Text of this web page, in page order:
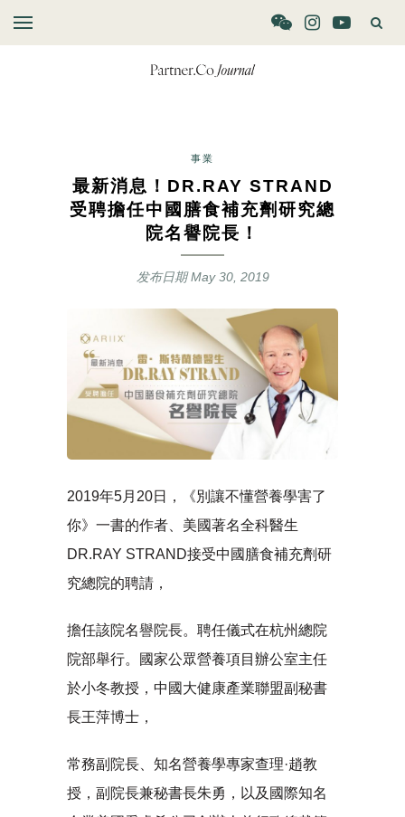
事業
最新消息！DR.RAY STRAND
受聘擔任中國膳食補充劑研究總
院名譽院長！
发布日期May 30, 2019
2019年5月20日，《別讓不懂營養學害了
你》一書的作者、美國著名全科醫生
DR.RAY STRAND接受中國膳食補充劑研
究總院的聘請，
擔任該院名譽院長。聘任儀式在杭州總院
院部舉行。國家公眾營養項目辦公室主任
於小冬教授，中國大健康產業聯盟副秘書
長王萍博士，
常務副院長、知名營養學專家查理·趙教
授，副院長兼秘書長朱勇，以及國際知名